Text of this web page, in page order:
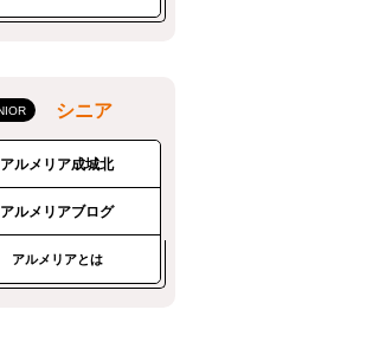
シニア
アルメリア成城北
アルメリアブログ
アルメリアとは